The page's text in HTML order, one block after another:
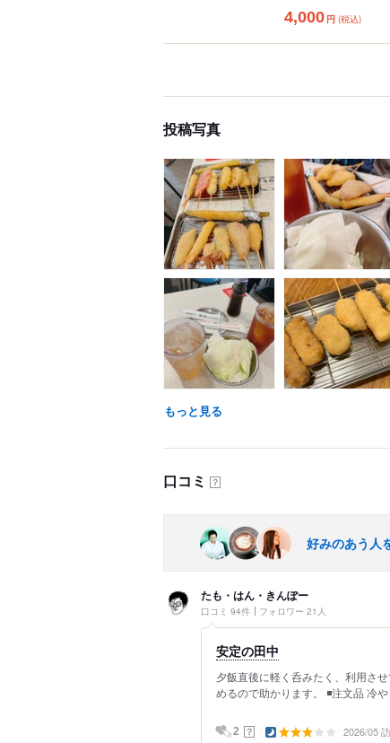
4,000 円 (税込)
投稿写真
もっと見る
口コミ ？
好みのあう人
たも・はん・きんぽー
口コミ 94件 フォロワー 21人
安定の田中
夕飯直後に軽く呑みたく、利用さ
めるので助かります。 ◾️注文品 冷
2 ？ 2026/05